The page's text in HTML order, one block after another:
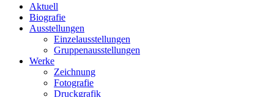
Aktuell
Biografie
Ausstellungen
Einzelausstellungen
Gruppenausstellungen
Werke
Zeichnung
Fotografie
Druckgrafik